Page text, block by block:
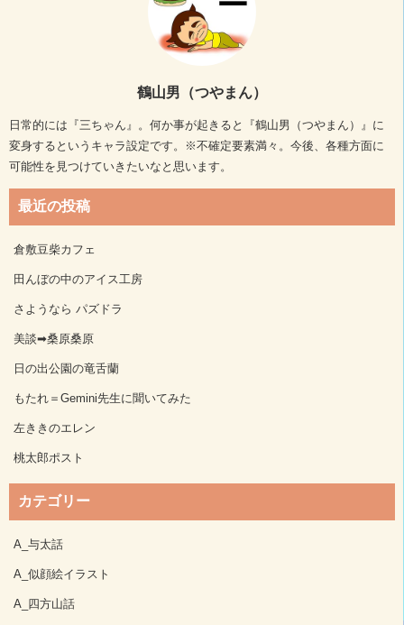
鶴山男（つやまん）
日常的には『三ちゃん』。何か事が起きると『鶴山男（つやまん）』に
変身するというキャラ設定です。※不確定要素満々。今後、各種方面に
可能性を見つけていきたいなと思います。
最近の投稿
倉敷豆柴カフェ
田んぼの中のアイス工房
さようなら パズドラ
美談➡桑原桑原
日の出公園の竜舌蘭
もたれ＝Gemini先生に聞いてみた
左ききのエレン
桃太郎ポスト
カテゴリー
A_与太話
A_似顔絵イラスト
A_四方山話